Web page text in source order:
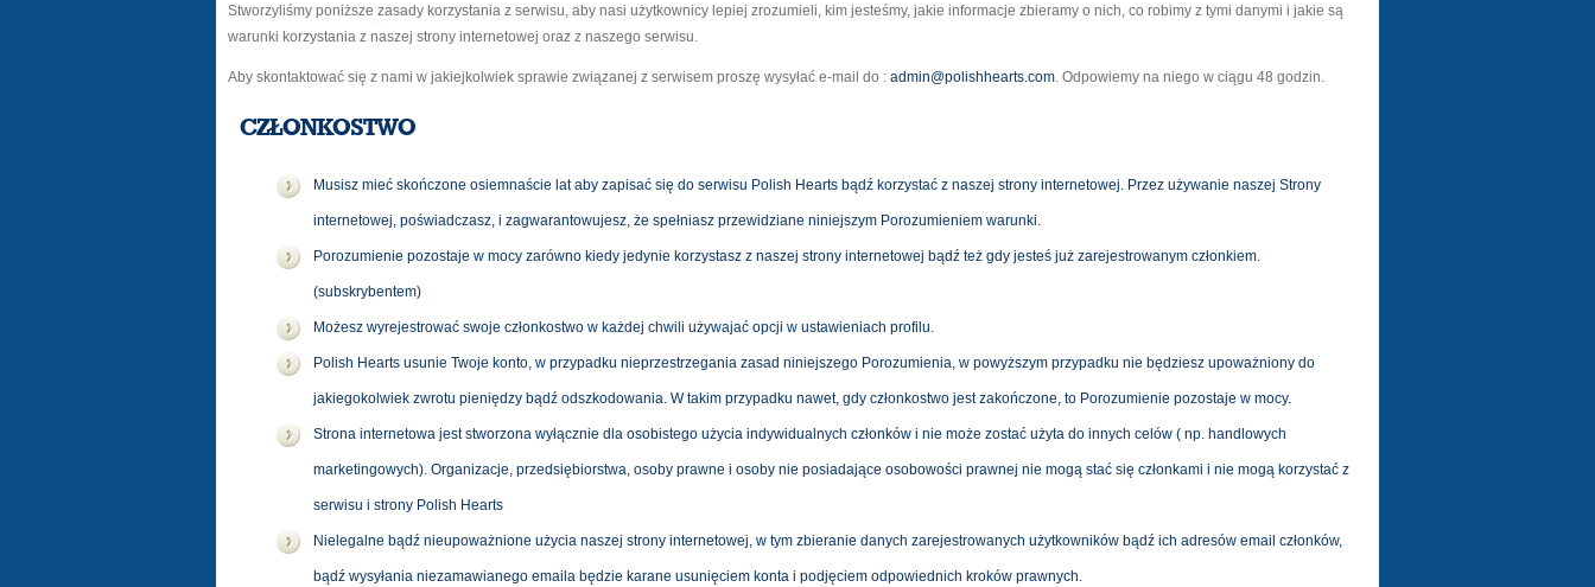
Stworzyliśmy poniższe zasady korzystania z serwisu, aby nasi użytkownicy lepiej zrozumieli, kim jesteśmy, jakie informacje zbieramy o nich, co robimy z tymi danymi i jakie są
warunki korzystania z naszej strony internetowej oraz z naszego serwisu.
Aby skontaktować się z nami w jakiejkolwiek sprawie związanej z serwisem proszę wysyłać e-mail do : admin@polishhearts.com. Odpowiemy na niego w ciągu 48 godzin.
CZŁONKOSTWO
Musisz mieć skończone osiemnaście lat aby zapisać się do serwisu Polish Hearts bądź korzystać z naszej strony internetowej. Przez używanie naszej Strony
internetowej, poświadczasz, i zagwarantowujesz, że spełniasz przewidziane niniejszym Porozumieniem warunki.
Porozumienie pozostaje w mocy zarówno kiedy jedynie korzystasz z naszej strony internetowej bądź też gdy jesteś już zarejestrowanym członkiem.
(subskrybentem)
Możesz wyrejestrować swoje członkostwo w każdej chwili używajać opcji w ustawieniach profilu.
Polish Hearts usunie Twoje konto, w przypadku nieprzestrzegania zasad niniejszego Porozumienia, w powyższym przypadku nie będziesz upoważniony do
jakiegokolwiek zwrotu pieniędzy bądź odszkodowania. W takim przypadku nawet, gdy członkostwo jest zakończone, to Porozumienie pozostaje w mocy.
Strona internetowa jest stworzona wyłącznie dla osobistego użycia indywidualnych członków i nie może zostać użyta do innych celów ( np. handlowych
marketingowych). Organizacje, przedsiębiorstwa, osoby prawne i osoby nie posiadające osobowości prawnej nie mogą stać się członkami i nie mogą korzystać z
serwisu i strony Polish Hearts
Nielegalne bądź nieupoważnione użycia naszej strony internetowej, w tym zbieranie danych zarejestrowanych użytkowników bądź ich adresów email członków,
bądź wysyłania niezamawianego emaila będzie karane usunięciem konta i podjęciem odpowiednich kroków prawnych.